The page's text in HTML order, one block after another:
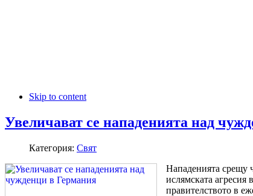
Skip to content
Увеличават се нападенията над
Категория: Свят
Нападенията срещу
ислямската
правителството в